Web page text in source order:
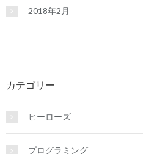
2018年2月
カテゴリー
ヒーローズ
プログラミング